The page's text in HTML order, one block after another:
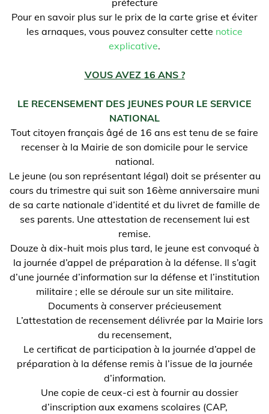
préfecture
Pour en savoir plus sur le prix de la carte grise et éviter
les arnaques, vous pouvez consulter cette notice
explicative.
VOUS AVEZ 16 ANS ?
LE RECENSEMENT DES JEUNES POUR LE SERVICE
NATIONAL
Tout citoyen français âgé de 16 ans est tenu de se faire
recenser à la Mairie de son domicile pour le service
national.
Le jeune (ou son représentant légal) doit se présenter au
cours du trimestre qui suit son 16ème anniversaire muni
de sa carte nationale d’identité et du livret de famille de
ses parents. Une attestation de recensement lui est
remise.
Douze à dix-huit mois plus tard, le jeune est convoqué à
la journée d’appel de préparation à la défense. Il s’agit
d’une journée d’information sur la défense et l’institution
militaire ; elle se déroule sur un site militaire.
Documents à conserver précieusement
L’attestation de recensement délivrée par la Mairie lors
du recensement,
Le certificat de participation à la journée d’appel de
préparation à la défense remis à l’issue de la journée
d’information.
Une copie de ceux-ci est à fournir au dossier
d’inscription aux examens scolaires (CAP,